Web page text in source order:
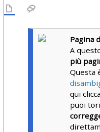
Pagina
A
più
Questa
qui
puoi